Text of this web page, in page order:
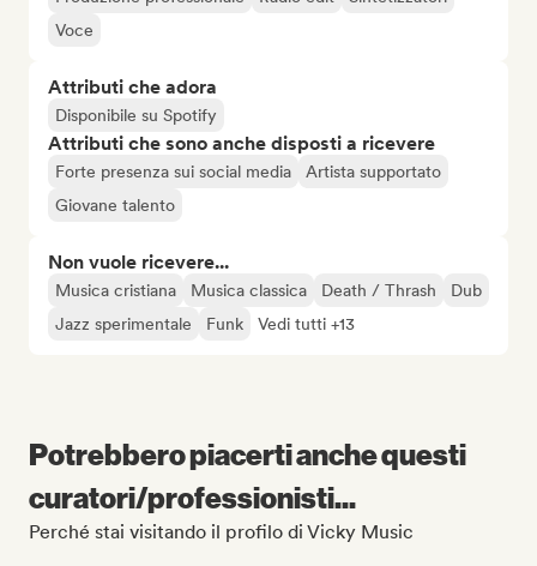
Voce
Attributi che adora
Disponibile su Spotify
Attributi che sono anche disposti a ricevere
Forte presenza sui social media
Artista supportato
Giovane talento
Non vuole ricevere...
Musica cristiana Musica classica Death / Thrash
Dub
Jazz sperimentale
Funk Vedi tutti +13
Potrebbero piacerti anche questi
curatori/professionisti...
Perché stai visitando il profilo di Vicky Music